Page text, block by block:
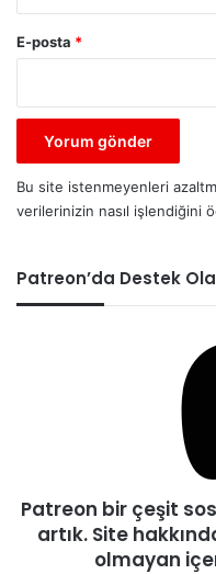
E-posta *
Bu site istenmeyenleri
verilerinizin nasıl işlendiğini
Patreon’da Destek
Patreon bir çeşit
artık. Site
olmayan